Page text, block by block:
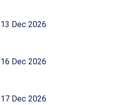
13 Dec 2026
16 Dec 2026
17 Dec 2026